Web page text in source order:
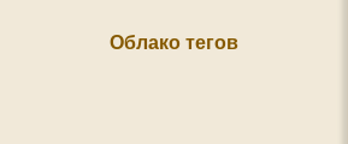
Облако тегов